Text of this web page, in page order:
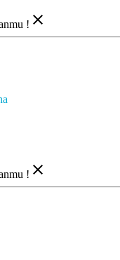
! close
! close